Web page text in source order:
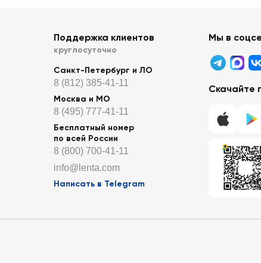
Поддержка клиентов
круглосуточно
Санкт-Петербург и ЛО
8 (812) 385-41-11
Москва и МО
8 (495) 777-41-11
Бесплатный номер
по всей России
8 (800) 700-41-11
info@lenta.com
Написать в Telegram
Мы в
Скачайте